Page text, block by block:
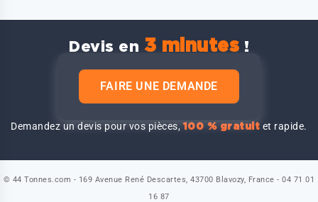
Devis en 3 minutes !
FAIRE UNE DEMANDE
Demandez un devis pour vos pièces,100 % gratuit et rapide.
© 44 Tonnes.com - 169 Avenue René Descartes, 43700 Blavozy, France - 04 71 01
16 87